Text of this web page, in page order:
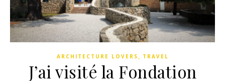
ARCHITECTURE LOVERS , TRAVEL
J’ai visité la Fondation